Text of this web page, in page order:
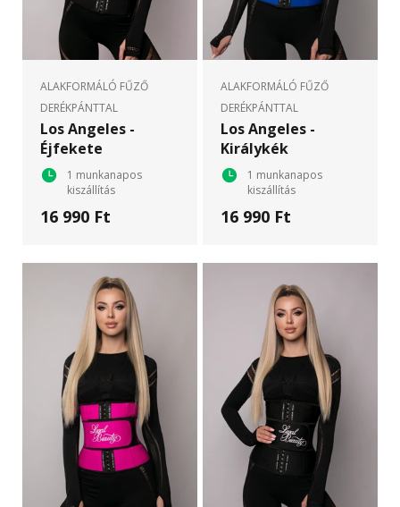
ALAKFORMÁLÓ FŰZŐ
DERÉKPÁNTTAL
Los Angeles -
Éjfekete
1 munkanapos
kiszállítás
16 990 Ft
ALAKFORMÁLÓ FŰZŐ
DERÉKPÁNTTAL
Los Angeles -
Királykék
1 munkanapos
kiszállítás
16 990 Ft